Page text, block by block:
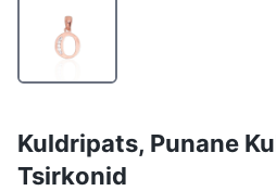
Kuldripats, Punane
Tsirkonid